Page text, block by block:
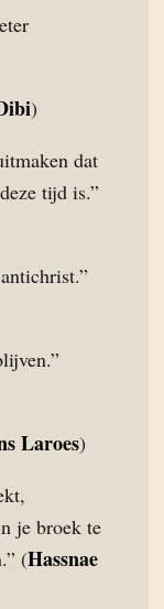
)
dat
tijd is.”
Laroes)
je broek te
(Hassnae